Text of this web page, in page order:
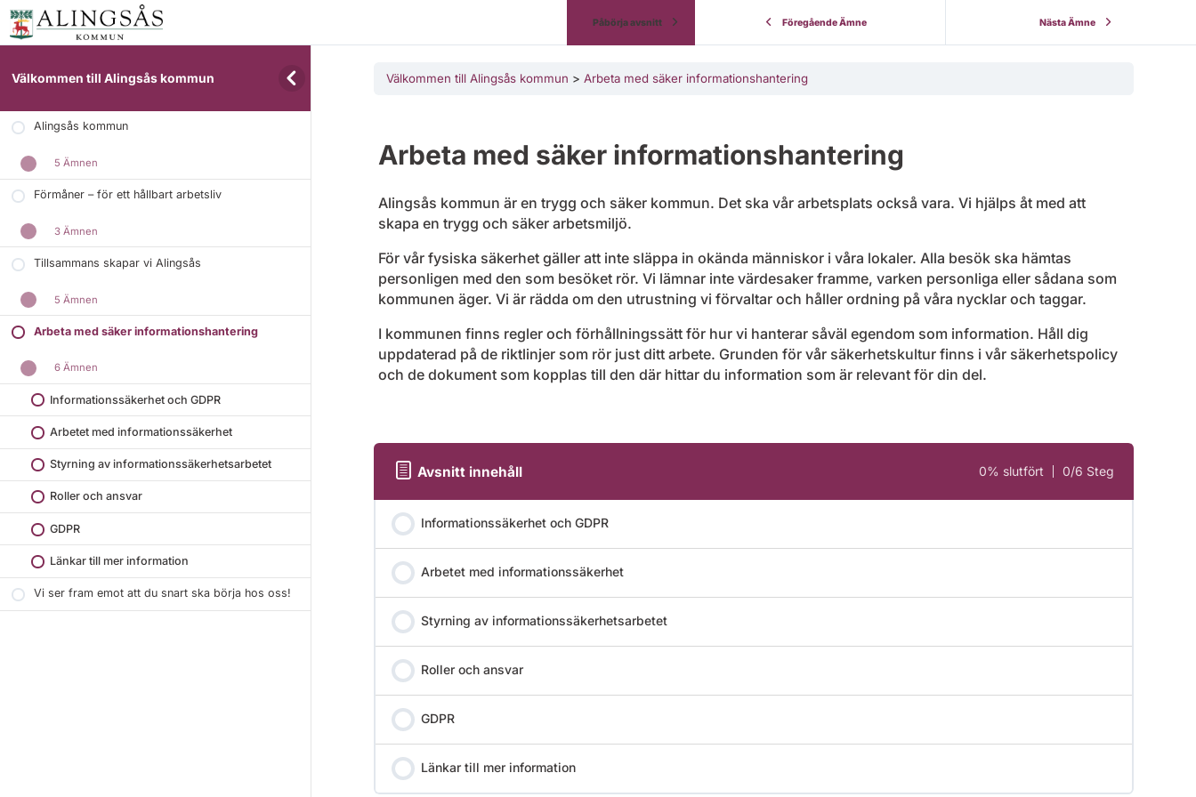
Välkommen till Alingsås kommun
Alingsås kommun
5 Ämnen
Förmåner – för ett hållbart arbetsliv
3 Ämnen
Tillsammans skapar vi Alingsås
5 Ämnen
Arbeta med säker informationshantering
6 Ämnen
Informationssäkerhet och GDPR
Arbetet med informationssäkerhet
Styrning av informationssäkerhetsarbetet
Roller och ansvar
GDPR
Länkar till mer information
Vi ser fram emot att du snart ska börja hos oss!
Påbörja avsnitt Föregående Ämne Nästa Ämne
Välkommen till Alingsås kommun Arbeta med säker informationshantering
Arbeta med säker informationshantering
Alingsås kommun är en trygg och säker kommun. Det ska vår arbetsplats också vara. Vi hjälps åt med att
skapa en trygg och säker arbetsmiljö.
För vår fysiska säkerhet gäller att inte släppa in okända människor i våra lokaler. Alla besök ska hämtas
personligen med den som besöket rör. Vi lämnar inte värdesaker framme, varken personliga eller sådana som
kommunen äger. Vi är rädda om den utrustning vi förvaltar och håller ordning på våra nycklar och taggar.
I kommunen finns regler och förhållningssätt för hur vi hanterar såväl egendom som information. Håll dig
uppdaterad på de riktlinjer som rör just ditt arbete. Grunden för vår säkerhetskultur finns i vår säkerhetspolicy
och de dokument som kopplas till den där hittar du information som är relevant för din del.
Avsnitt innehåll 0% slutfört 0/6 Steg
Informationssäkerhet och GDPR
Arbetet med informationssäkerhet
Styrning av informationssäkerhetsarbetet
Roller och ansvar
GDPR
Länkar till mer information